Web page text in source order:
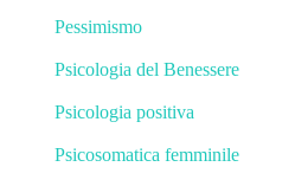
Pessimismo
Psicologia del Benessere
Psicologia positiva
Psicosomatica femminile